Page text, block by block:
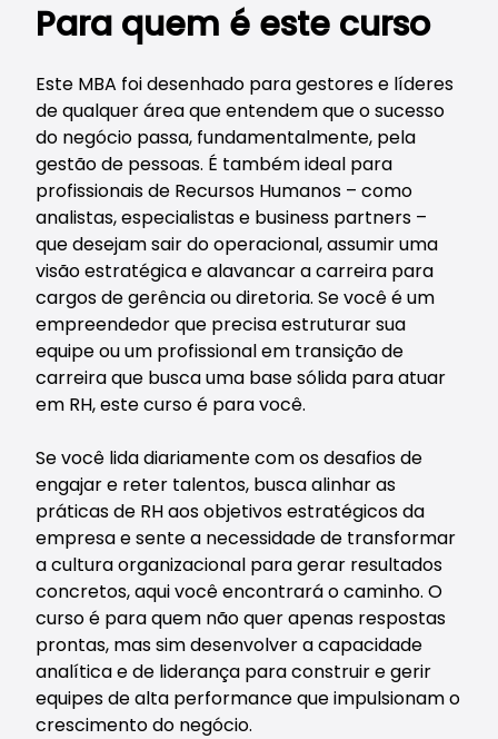
Para quem é este curso
Este MBA foi desenhado para gestores e líderes
de qualquer área que entendem que o sucesso
do negócio passa, fundamentalmente, pela
gestão de pessoas. É também ideal para
profissionais de Recursos Humanos – como
analistas, especialistas e business partners –
que desejam sair do operacional, assumir uma
visão estratégica e alavancar a carreira para
cargos de gerência ou diretoria. Se você é um
empreendedor que precisa estruturar sua
equipe ou um profissional em transição de
carreira que busca uma base sólida para atuar
em RH, este curso é para você.
Se você lida diariamente com os desafios de
engajar e reter talentos, busca alinhar as
práticas de RH aos objetivos estratégicos da
empresa e sente a necessidade de transformar
a cultura organizacional para gerar resultados
concretos, aqui você encontrará o caminho. O
curso é para quem não quer apenas respostas
prontas, mas sim desenvolver a capacidade
analítica e de liderança para construir e gerir
equipes de alta performance que impulsionam o
crescimento do negócio.